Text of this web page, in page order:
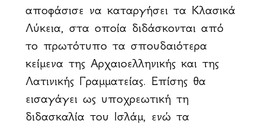
αποφάσισε να καταργήσει τα Κλασικά
Λύκεια, στα οποία διδάσκονται από
το πρωτότυπο τα σπουδαιότερα
κείμενα της Αρχαιοελληνικής και της
Λατινικής Γραμματείας. Επίσης θα
εισαγάγει ως υποχρεωτική τη
διδασκαλία του Ισλάμ, ενώ τα